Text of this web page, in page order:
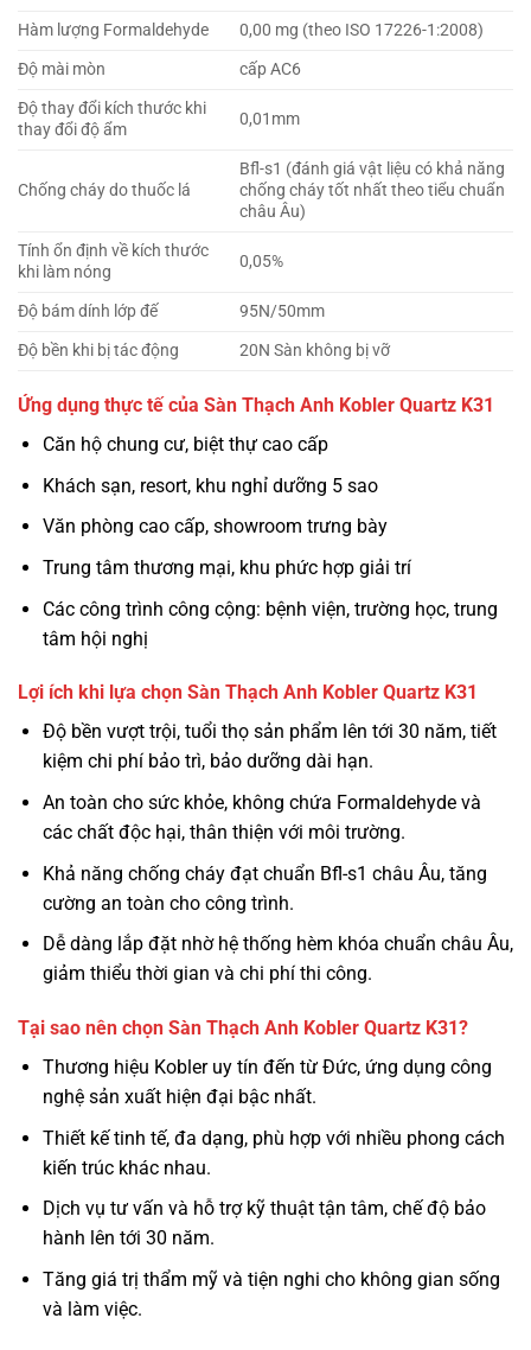
Hàm lượng Formaldehyde
0,00 mg (theo ISO 17226-1:2008)
Độ mài mòn
cấp AC6
Độ thay đổi kích thước khi
thay đổi độ ẩm
0,01mm
Chống cháy do thuốc lá
Bfl-s1 (đánh giá vật liệu có khả năng
chống cháy tốt nhất theo tiểu chuẩn
châu Âu)
Tính ổn định về kích thước
khi làm nóng
0,05%
Độ bám dính lớp đế
95N/50mm
Độ bền khi bị tác động
20N Sàn không bị vỡ
Ứng dụng thực tế của Sàn Thạch Anh Kobler Quartz K31
Căn hộ chung cư, biệt thự cao cấp
Khách sạn, resort, khu nghỉ dưỡng 5 sao
Văn phòng cao cấp, showroom trưng bày
Trung tâm thương mại, khu phức hợp giải trí
Các công trình công cộng: bệnh viện, trường học, trung
tâm hội nghị
Lợi ích khi lựa chọn Sàn Thạch Anh Kobler Quartz K31
Độ bền vượt trội, tuổi thọ sản phẩm lên tới 30 năm, tiết
kiệm chi phí bảo trì, bảo dưỡng dài hạn.
An toàn cho sức khỏe, không chứa Formaldehyde và
các chất độc hại, thân thiện với môi trường.
Khả năng chống cháy đạt chuẩn Bfl-s1 châu Âu, tăng
cường an toàn cho công trình.
Dễ dàng lắp đặt nhờ hệ thống hèm khóa chuẩn châu Âu,
giảm thiểu thời gian và chi phí thi công.
Tại sao nên chọn Sàn Thạch Anh Kobler Quartz K31?
Thương hiệu Kobler uy tín đến từ Đức, ứng dụng công
nghệ sản xuất hiện đại bậc nhất.
Thiết kế tinh tế, đa dạng, phù hợp với nhiều phong cách
kiến trúc khác nhau.
Dịch vụ tư vấn và hỗ trợ kỹ thuật tận tâm, chế độ bảo
hành lên tới 30 năm.
Tăng giá trị thẩm mỹ và tiện nghi cho không gian sống
và làm việc.